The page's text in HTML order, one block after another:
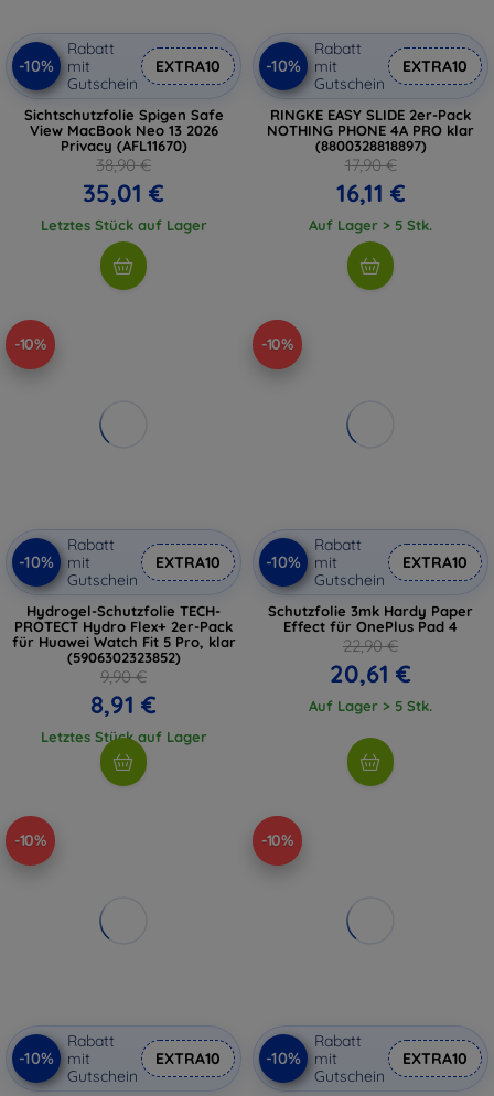
-10%
Rabatt
mit
Gutschein
EXTRA10
Sichtschutzfolie Spigen Safe
View MacBook Neo 13 2026
Privacy (AFL11670)
38,90 €
35,01 €
Letztes Stück auf Lager
-10%
Rabatt
mit
Gutschein
EXTRA10
RINGKE EASY SLIDE 2er-Pack
NOTHING PHONE 4A PRO klar
(8800328818897)
17,90 €
16,11 €
Auf Lager > 5 Stk.
-10%
-10%
Rabatt
mit
Gutschein
EXTRA10
Hydrogel-Schutzfolie TECH-
PROTECT Hydro Flex+ 2er-Pack
für Huawei Watch Fit 5 Pro, klar
(5906302323852)
9,90 €
8,91 €
Letztes Stück auf Lager
-10%
-10%
Rabatt
mit
Gutschein
EXTRA10
Schutzfolie 3mk Hardy Paper
Effect für OnePlus Pad 4
22,90 €
20,61 €
Auf Lager > 5 Stk.
-10%
-10%
Rabatt
mit
Gutschein
EXTRA10
-10%
-10%
Rabatt
mit
Gutschein
EXTRA10